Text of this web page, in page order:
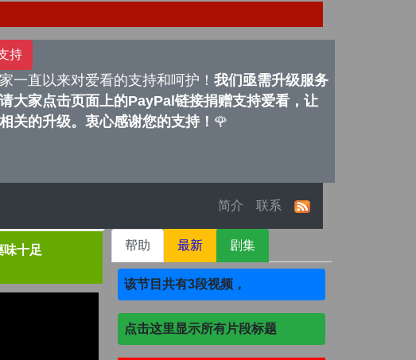
持
一直以来对爱看的支持和呵护！ 我们亟需升级服务
大家点击页面上的PayPal链接捐赠支持爱看，让
关的升级。衷心感谢您的支持！ 🌹
简介 联系
味十足
帮助 最新 剧集
该节目共有3段视频，
点击这里显示所有片段标题